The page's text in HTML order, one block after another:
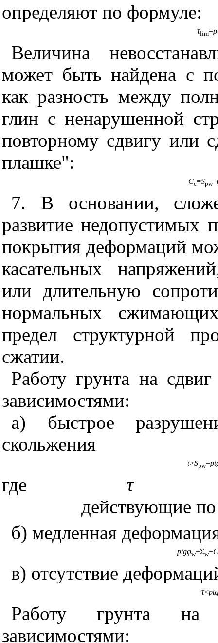
определяют по формуле:
τlim=
Величина
может быть найдена с
как разность между
глин с ненарушенной
повторному сдвигу или
плашке":
Cc=Spw
7. В основании,
развитие недопустимых
покрытия деформаций
касательных
или длительную
нормальных
предел структурной
сжатии.
Работу грунта на
зависимостями:
а) быстрое
скольжения
τ>Spw=
где
τ
действующие
б) медленная
ptgφw+Σw+C
в) отсутствие
τ<
Работу грунта на
зависимостями: